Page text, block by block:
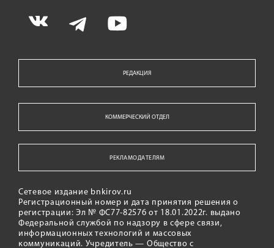
РЕДАКЦИЯ
КОММЕРЧЕСКИЙ ОТДЕЛ
РЕКЛАМОДАТЕЛЯМ
Сетевое издание bnkirov.ru
Регистрационный номер и дата принятия решения о
регистрации: Эл № ФС77-82576 от 18.01.2022г. выдано
Федеральной службой по надзору в сфере связи,
информационных технологий и массовых
коммуникаций. Учредитель — Общество с